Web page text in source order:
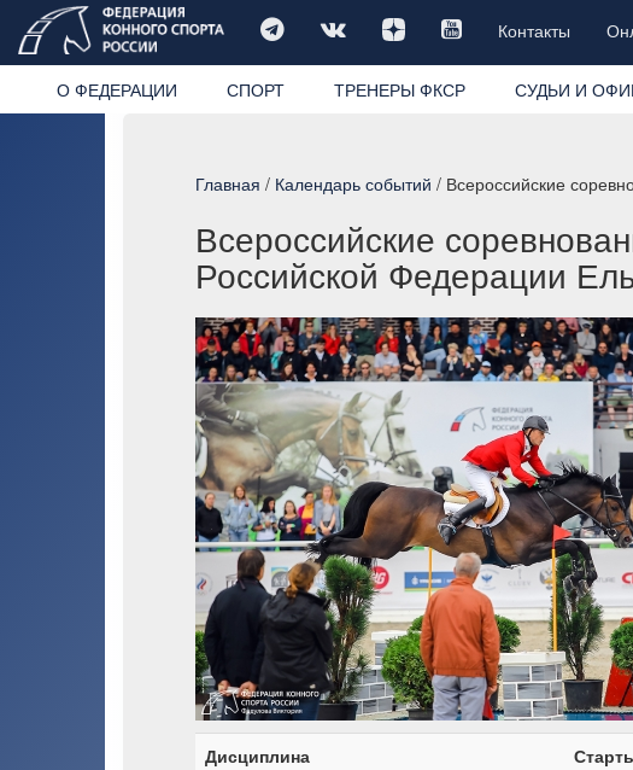
Контакты
О ФЕДЕРАЦИИ СПОРТ ТРЕНЕРЫ ФКСР СУДЬИ И
Главная / Календарь событий / Всероссийские
Всероссийские
Российской Федерации
Дисциплина